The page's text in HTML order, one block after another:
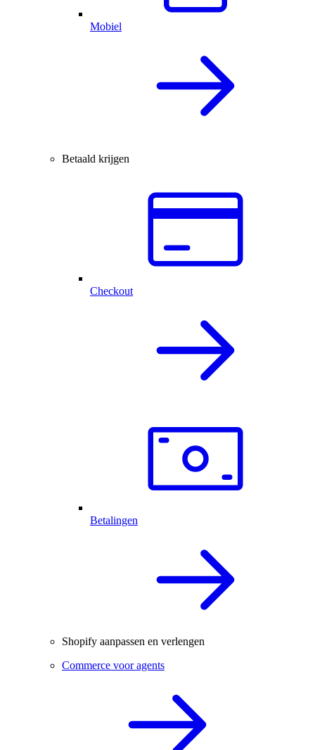
Mobiel
Betaald krijgen
Checkout
Betalingen
Shopify aanpassen en verlengen
Commerce voor agents